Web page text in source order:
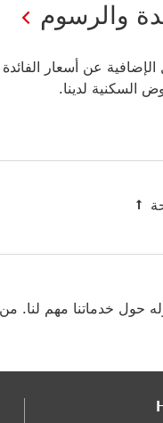
والرسوم
عن أسعار الفائدة
السكنية لدينا.
حول خدماتنا مهم لنا.